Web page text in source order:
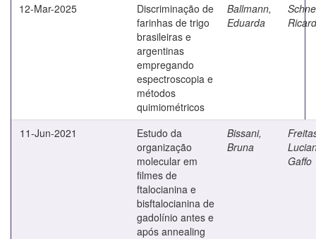
12-Mar-2025
Discriminação de
farinhas de trigo
brasileiras e
argentinas
empregando
espectroscopia e
métodos
quimiométricos
Ballmann,
Eduarda
11-Jun-2021
Estudo da
organização
molecular em
filmes de
ftalocianina e
bisftalocianina de
gadolínio antes e
após annealing
Bissani,
Bruna
Gaffo